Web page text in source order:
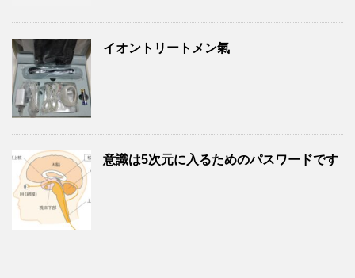
イオントリートメン氣
意識は5次元に入るためのパスワードです